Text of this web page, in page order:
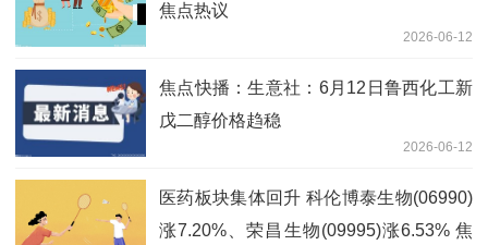
焦点热议
2026-06-12
焦点快播：生意社：6月12日鲁西化工新
戊二醇价格趋稳
2026-06-12
医药板块集体回升 科伦博泰生物(06990)
涨7.20%、荣昌生物(09995)涨6.53% 焦